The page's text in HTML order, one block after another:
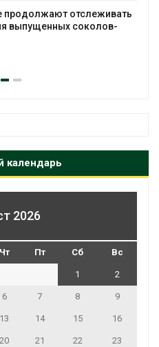
продолжают отслеживать
выпущенных соколов-
календарь
2026
Чт Пт Сб Вс
1 2
6 7 8 9
13 14 15 16
20 21 22 23